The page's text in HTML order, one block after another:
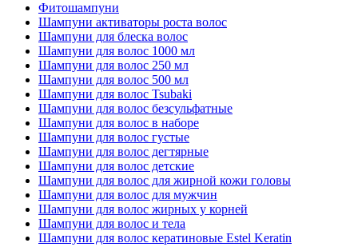
Фитошампуни
Шампуни активаторы роста волос
Шампуни для блеска волос
Шампуни для волос 1000 мл
Шампуни для волос 250 мл
Шампуни для волос 500 мл
Шампуни для волос Tsubaki
Шампуни для волос безсульфатные
Шампуни для волос в наборе
Шампуни для волос густые
Шампуни для волос дегтярные
Шампуни для волос детские
Шампуни для волос для жирной кожи головы
Шампуни для волос для мужчин
Шампуни для волос жирных у корней
Шампуни для волос и тела
Шампуни для волос кератиновые Estel Keratin